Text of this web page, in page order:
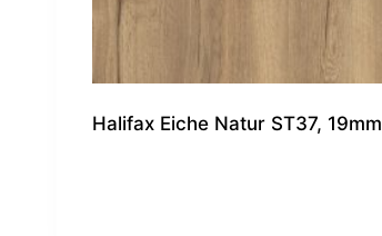
Halifax Eiche Natur ST37, 19mm